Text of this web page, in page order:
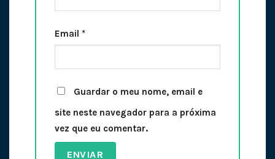
Email *
Guardar o meu nome, email e
site neste navegador para a próxima
vez que eu comentar.